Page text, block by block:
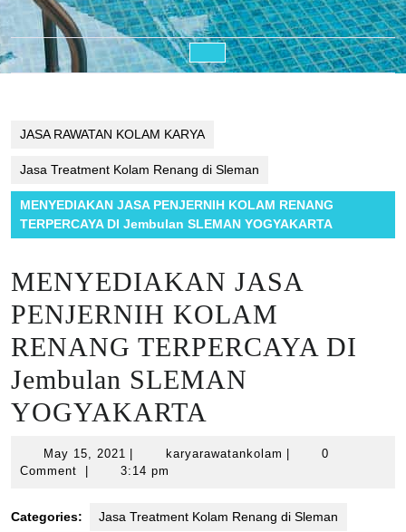
Open
JASA RAWATAN KOLAM KARYA
Jasa Treatment Kolam Renang di Sleman
MENYEDIAKAN JASA PENJERNIH KOLAM RENANG
TERPERCAYA DI Jembulan SLEMAN YOGYAKARTA
MENYEDIAKAN JASA
PENJERNIH KOLAM
RENANG TERPERCAYA DI
Jembulan SLEMAN
YOGYAKARTA
May 15, 2021 May
15,
karyarawatankolam karyarawatankolam
0
Comment
3:14 pm
Categories: Jasa Treatment Kolam Renang di Sleman